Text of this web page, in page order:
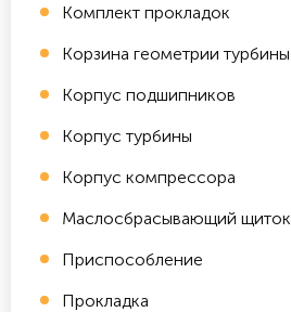
Комплект прокладок
Корзина геометрии турбины
Корпус подшипников
Корпус турбины
Корпус компрессора
Маслосбрасывающий щиток
Приспособление
Прокладка